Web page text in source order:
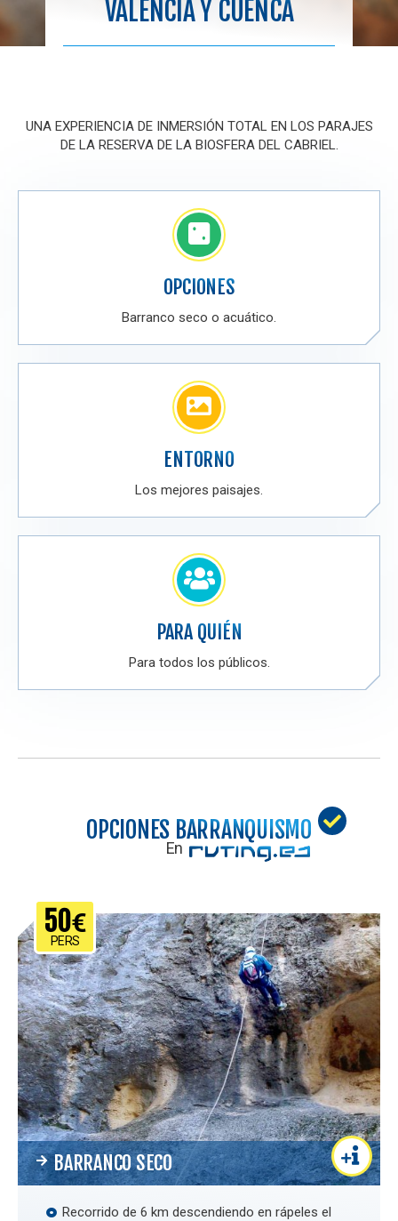
VALENCIA Y CUENCA
UNA EXPERIENCIA DE INMERSIÓN TOTAL EN LOS PARAJES
DE LA RESERVA DE LA BIOSFERA DEL CABRIEL.
OPCIONES
Barranco seco o acuático.
ENTORNO
Los mejores paisajes.
PARA QUIÉN
Para todos los públicos.
OPCIONES BARRANQUISMO
En
BARRANCO SECO
50€
PERS
Recorrido de 6 km descendiendo en rápeles el